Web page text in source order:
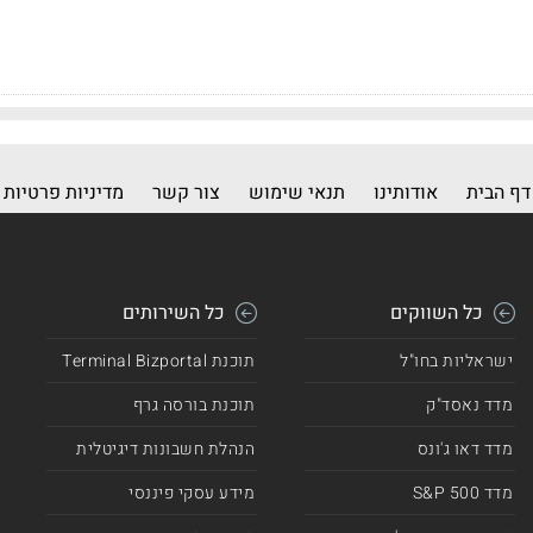
דף הבית אודותינו תנאי שימוש צור קשר מדיניות פרטיות
כל השווקים
ישראליות בחו"ל
מדד נאסד"ק
מדד דאו ג'ונס
מדד 500 S&P
כל השירותים
תוכנת Terminal Bizportal
תוכנת בורסה גרף
הנהלת חשבונות דיגיטלית
מידע עסקי פיננסי